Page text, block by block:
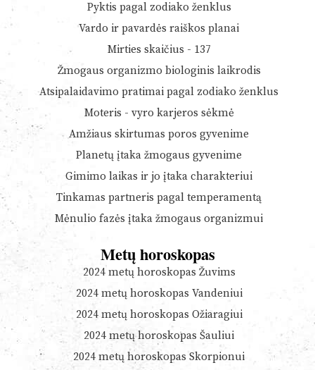
Pyktis pagal zodiako ženklus
Vardo ir pavardės raiškos planai
Mirties skaičius - 137
Žmogaus organizmo biologinis laikrodis
Atsipalaidavimo pratimai pagal zodiako ženklus
Moteris - vyro karjeros sėkmė
Amžiaus skirtumas poros gyvenime
Planetų įtaka žmogaus gyvenime
Gimimo laikas ir jo įtaka charakteriui
Tinkamas partneris pagal temperamentą
Mėnulio fazės įtaka žmogaus organizmui
Metų horoskopas
2024 metų horoskopas Žuvims
2024 metų horoskopas Vandeniui
2024 metų horoskopas Ožiaragiui
2024 metų horoskopas Šauliui
2024 metų horoskopas Skorpionui